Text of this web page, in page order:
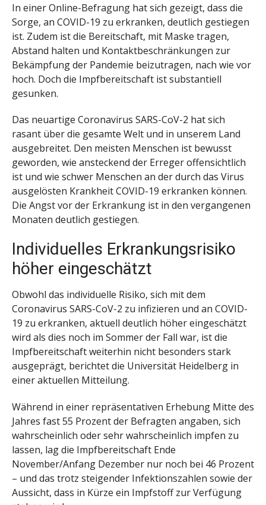
In einer Online-Befragung hat sich gezeigt, dass die
Sorge, an COVID-19 zu erkranken, deutlich gestiegen
ist. Zudem ist die Bereitschaft, mit Maske tragen,
Abstand halten und Kontaktbeschränkungen zur
Bekämpfung der Pandemie beizutragen, nach wie vor
hoch. Doch die Impfbereitschaft ist substantiell
gesunken.
Das neuartige Coronavirus SARS-CoV-2 hat sich
rasant über die gesamte Welt und in unserem Land
ausgebreitet. Den meisten Menschen ist bewusst
geworden, wie ansteckend der Erreger offensichtlich
ist und wie schwer Menschen an der durch das Virus
ausgelösten Krankheit COVID-19 erkranken können.
Die Angst vor der Erkrankung ist in den vergangenen
Monaten deutlich gestiegen.
Individuelles Erkrankungsrisiko
höher eingeschätzt
Obwohl das individuelle Risiko, sich mit dem
Coronavirus SARS-CoV-2 zu infizieren und an COVID-
19 zu erkranken, aktuell deutlich höher eingeschätzt
wird als dies noch im Sommer der Fall war, ist die
Impfbereitschaft weiterhin nicht besonders stark
ausgeprägt, berichtet die Universität Heidelberg in
einer aktuellen Mitteilung.
Während in einer repräsentativen Erhebung Mitte des
Jahres fast 55 Prozent der Befragten angaben, sich
wahrscheinlich oder sehr wahrscheinlich impfen zu
lassen, lag die Impfbereitschaft Ende
November/Anfang Dezember nur noch bei 46 Prozent
– und das trotz steigender Infektionszahlen sowie der
Aussicht, dass in Kürze ein Impfstoff zur Verfügung